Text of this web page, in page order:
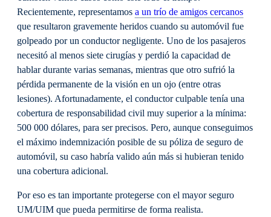
Recientemente, representamos a un trío de amigos cercanos
que resultaron gravemente heridos cuando su automóvil fue
golpeado por un conductor negligente. Uno de los pasajeros
necesitó al menos siete cirugías y perdió la capacidad de
hablar durante varias semanas, mientras que otro sufrió la
pérdida permanente de la visión en un ojo (entre otras
lesiones). Afortunadamente, el conductor culpable tenía una
cobertura de responsabilidad civil muy superior a la mínima:
500 000 dólares, para ser precisos. Pero, aunque conseguimos
el máximo indemnización posible de su póliza de seguro de
automóvil, su caso habría valido aún más si hubieran tenido
una cobertura adicional.
Por eso es tan importante protegerse con el mayor seguro
UM/UIM que pueda permitirse de forma realista.